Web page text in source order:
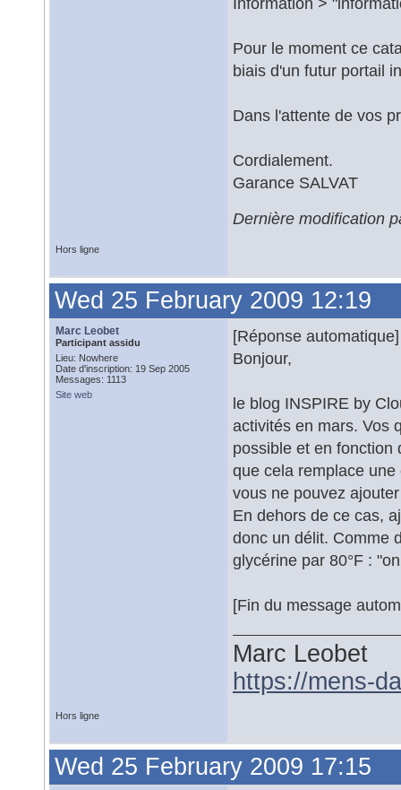
Pour le moment ce
biais d'un futur portail
Dans l'attente de vos
Cordialement.
Garance SALVAT
Dernière modification
Hors ligne
Wed 25 February 2009 12:19
Marc Leobet
Participant assidu
Lieu: Nowhere
Date d'inscription: 19 Sep 2005
Messages: 1113
Site web
[Réponse automatique]
Bonjour,
le blog INSPIRE by
activités en mars. Vos
possible et en fonction
que cela remplace
vous ne pouvez
En dehors de ce cas,
donc un délit. Comme
glycérine par 80°F :
[Fin du message
Marc Leobet
https://mens-
Hors ligne
Wed 25 February 2009 17:15